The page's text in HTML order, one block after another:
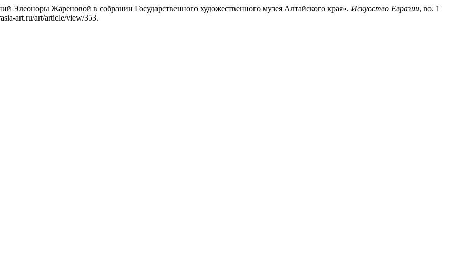
Элеоноры Жареновой в собрании Государственного художественного музея Алтайского края». Искусство Евразии, no. 1
art.ru/art/article/view/353.